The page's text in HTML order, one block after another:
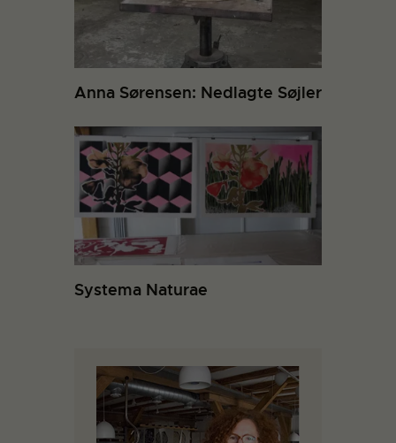
Anna Sørensen: Nedlagte Søjler
Systema Naturae